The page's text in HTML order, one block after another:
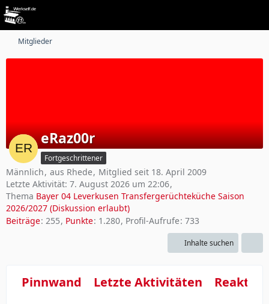
Mitglieder
eRaz00r
Fortgeschrittener
Männlich aus Rhede Mitglied seit 18. April 2009
Letzte Aktivität: 7. August 2026 um 22:06
Thema Bayer 04 Leverkusen Transfergerüchteküche Saison
2026/2027 (Diskussion erlaubt)
Beiträge 255 Punkte 1.280 Profil-Aufrufe 733
Inhalte suchen
Pinnwand Letzte Aktivitäten